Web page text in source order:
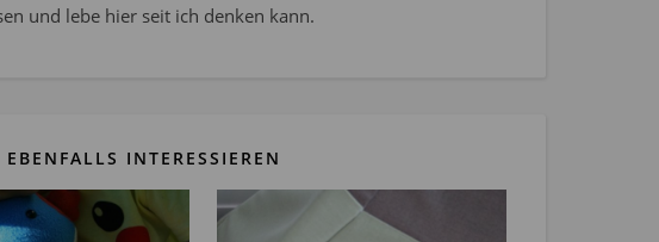
und lebe hier seit ich denken kann.
INTERESSIEREN